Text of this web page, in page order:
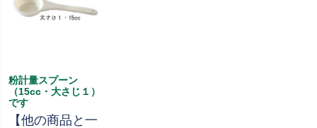
粉計量スプーン
（15cc・大さじ１）
です
【他の商品と一